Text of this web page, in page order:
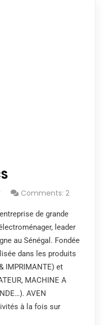
Comments: 2
de grande
leader
au Sénégal. Fondée
dans les produits
IMPRIMANTE) et
MACHINE A
AVEN
à la fois sur